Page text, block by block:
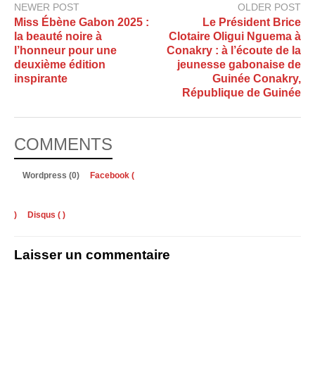
NEWER POST
Miss Ébène Gabon 2025 :
la beauté noire à
l’honneur pour une
deuxième édition
inspirante
OLDER POST
Le Président Brice
Clotaire Oligui Nguema à
Conakry : à l’écoute de la
jeunesse gabonaise de
Guinée Conakry,
République de Guinée
COMMENTS
Wordpress (0) Facebook (
) Disqus ( )
Laisser un commentaire